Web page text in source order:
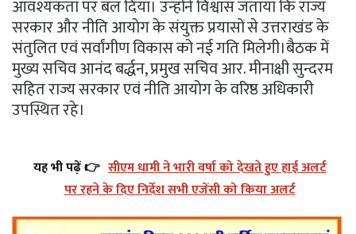
आवश्यकता पर बल दिया। उन्होंने विश्वास जताया कि राज्य
सरकार और नीति आयोग के संयुक्त प्रयासों से उत्तराखंड के
संतुलित एवं सर्वांगीण विकास को नई गति मिलेगी।बैठक में
मुख्य सचिव आनंद बर्द्धन, प्रमुख सचिव आर. मीनाक्षी सुन्दरम
सहित राज्य सरकार एवं नीति आयोग के वरिष्ठ अधिकारी
उपस्थित रहे।
यह भी पढ़ें 👉 सीएम धामी ने भारी वर्षा को देखते हुए हाई अलर्ट
पर रहने के दिए निर्देश सभी एजेंसी को किया अलर्ट